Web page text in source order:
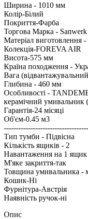
Ширина - 1010 мм
Колір-Білий
Покриття-Фарба
Торгова Марка - Sanwerk
Матеріал виготовлення
Колекція-FOREVA AIR
Висота-575 мм
Країна походження -
Вага
Глибина - 460 мм
Особливості -
керамічний умивальник
Гарантія-24 місяці
Об'єм-0.45 м3
Тип тумби - Підвісна
Кількість ящиків - 2
Навантаження на 1 ящик
М'яке закриття-так
Товщина умивальника -
Кошик-Ні
Фурнітура-Австрія
Наявність ручок-ні
Опис